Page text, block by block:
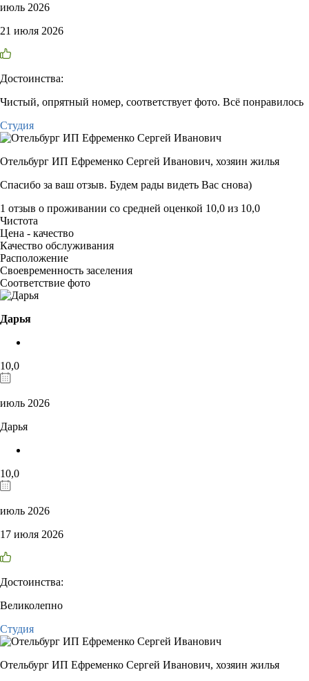
июль 2026
21 июля 2026
Достоинства:
Чистый, опрятный номер, соответствует фото. Всё понравилось
Студия
Отельбург ИП Ефременко Сергей Иванович, хозяин жилья
Спасибо за ваш отзыв. Будем рады видеть Вас снова)
1 отзыв о проживании со средней оценкой 10,0 из 10,0
Чистота
Цена - качество
Качество обслуживания
Расположение
Своевременность заселения
Соответствие фото
Дарья
10,0
июль 2026
Дарья
10,0
июль 2026
17 июля 2026
Достоинства:
Великолепно
Студия
Отельбург ИП Ефременко Сергей Иванович, хозяин жилья